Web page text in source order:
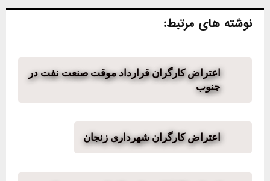
نوشته های مرتبط:
اعتراض کارگران قرارداد موقت صنعت نفت در
جنوب
اعتراض کارگران شهرداری زنجان